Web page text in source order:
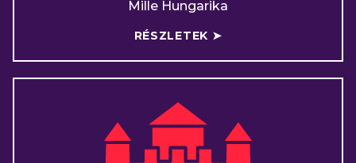
Mille Hungarika
RÉSZLETEK ➤